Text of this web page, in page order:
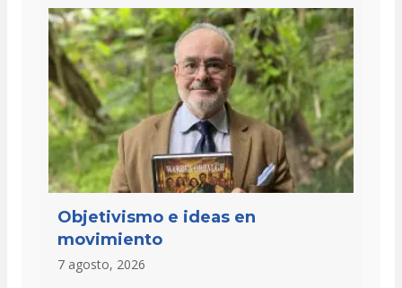
Objetivismo e ideas en
movimiento
7 agosto, 2026